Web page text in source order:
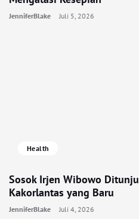
JenniferBlake Juli 5, 2026
Health
Sosok Irjen Wibowo
Kakorlantas yang Baru
JenniferBlake Juli 4, 2026